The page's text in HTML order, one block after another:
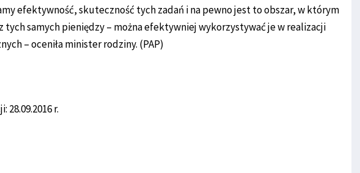
efektywność, skuteczność tych zadań i na pewno jest to obszar, w którym
tych samych pieniędzy – można efektywniej wykorzystywać je w realizacji
– oceniła minister rodziny. (PAP)
28.09.2016 r.